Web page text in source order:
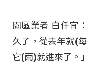
園區業者 白仟宜
久了，從去年就(
它(雨)就進來了。」